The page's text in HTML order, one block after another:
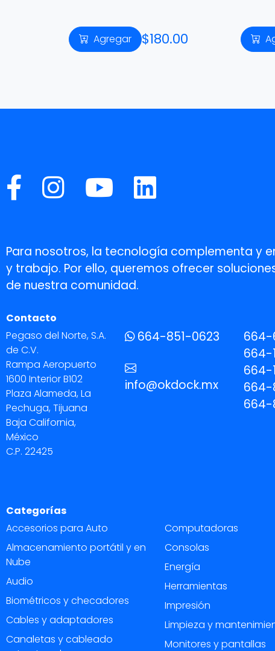
Agregar $180.00
Para nosotros, la tecnología complementa y
y trabajo. Por ello, queremos ofrecer
de nuestra comunidad.
Contacto
Pegaso del Norte, S.A.
de C.V.
Rampa Aeropuerto
1600 Interior B102
Plaza Alameda, La
Pechuga, Tijuana
Baja California,
México
C.P. 22425
664-851-0623
info@okdock.mx
664-
664-
664-
664-
Categorías
Accesorios para Auto
Almacenamiento portátil y en
Nube
Audio
Biométricos y checadores
Cables y adaptadores
Canaletas y cableado
Computadoras
Consolas
Energía
Herramientas
Impresión
Limpieza y
Monitores y pantallas